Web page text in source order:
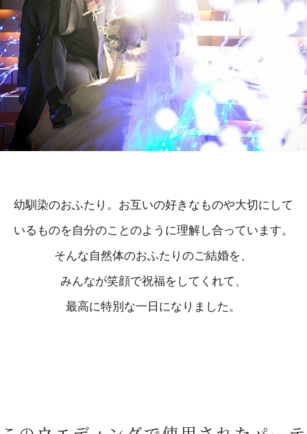
幼馴染のおふたり。お互いの好きなものや大切にして
いるものを自分のことのように理解し合っています。
そんな自然体のおふたりのご結婚を、
みんなが笑顔で祝福をしてくれて、
最高に特別な一日になりました。